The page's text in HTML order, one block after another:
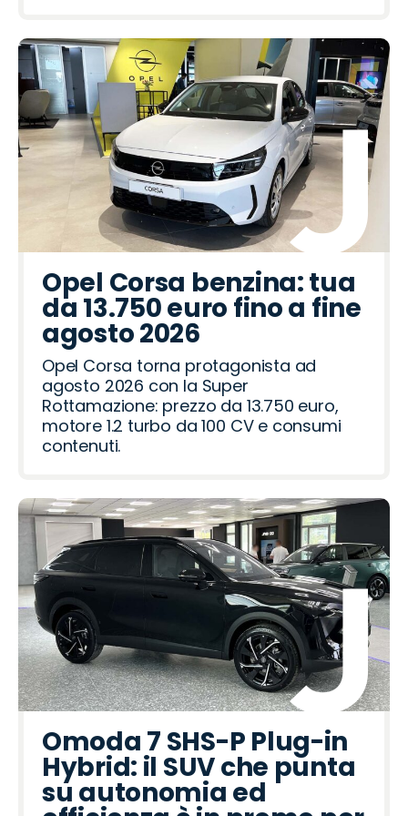
Opel Corsa benzina: tua
da 13.750 euro fino a fine
agosto 2026
Opel Corsa torna protagonista ad
agosto 2026 con la Super
Rottamazione: prezzo da 13.750 euro,
motore 1.2 turbo da 100 CV e consumi
contenuti.
Omoda 7 SHS-P Plug-in
Hybrid: il SUV che punta
su autonomia ed